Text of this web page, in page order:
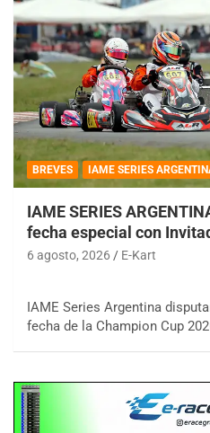
BREVES IAME SERIES
IAME SERIES
fecha especial con
6 agosto, 2026 E-Kart
IAME Series Argentina
fecha de la Champion Cup